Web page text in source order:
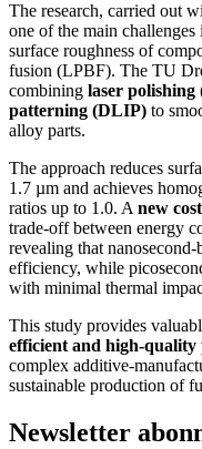
The research, carried out
one of the main
surface roughness of
fusion (LPBF). The TU
combining laser polishing
patterning (DLIP) to
alloy parts.
The approach reduces
1.7 µm and achieves
ratios up to 1.0. A new
trade-off between energy
revealing that
efficiency, while
with minimal thermal
This study provides
efficient and high-quality
complex additive-
sustainable production of
Newsletter